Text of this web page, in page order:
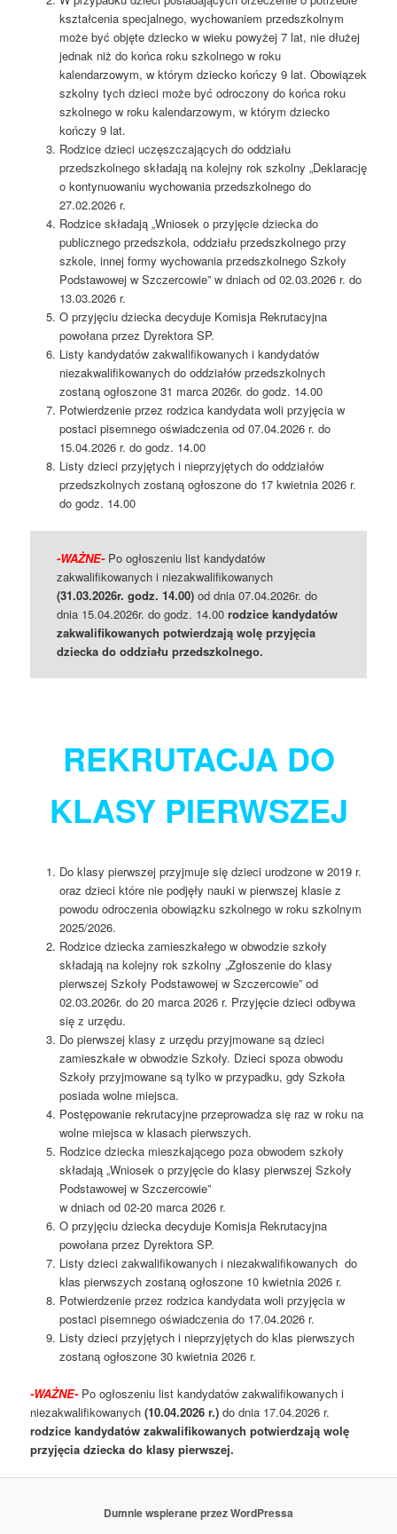
kształcenia specjalnego, wychowaniem przedszkolnym
może być objęte dziecko w wieku powyżej 7 lat, nie dłużej
jednak niż do końca roku szkolnego w roku
kalendarzowym, w którym dziecko kończy 9 lat. Obowiązek
szkolny tych dzieci może być odroczony do końca roku
szkolnego w roku kalendarzowym, w którym dziecko
kończy 9 lat.
Rodzice dzieci uczęszczających do oddziału
przedszkolnego składają na kolejny rok szkolny „Deklarację
o kontynuowaniu wychowania przedszkolnego do
27.02.2026 r.
Rodzice składają „Wniosek o przyjęcie dziecka do
publicznego przedszkola, oddziału przedszkolnego przy
szkole, innej formy wychowania przedszkolnego Szkoły
Podstawowej w Szczercowie” w dniach od 02.03.2026 r. do
13.03.2026 r.
O przyjęciu dziecka decyduje Komisja Rekrutacyjna
powołana przez Dyrektora SP.
Listy kandydatów zakwalifikowanych i kandydatów
niezakwalifikowanych do oddziałów przedszkolnych
zostaną ogłoszone 31 marca 2026r. do godz. 14.00
Potwierdzenie przez rodzica kandydata woli przyjęcia w
postaci pisemnego oświadczenia od 07.04.2026 r. do
15.04.2026 r. do godz. 14.00
Listy dzieci przyjętych i nieprzyjętych do oddziałów
przedszkolnych zostaną ogłoszone do 17 kwietnia 2026 r.
do godz. 14.00
-WAŻNE- Po ogłoszeniu list kandydatów
zakwalifikowanych i niezakwalifikowanych
(31.03.2026r. godz. 14.00) od dnia 07.04.2026r. do
dnia 15.04.2026r. do godz. 14.00rodzice kandydatów
zakwalifikowanych potwierdzają wolę przyjęcia
dziecka do oddziału przedszkolnego.
REKRUTACJA DO
KLASY PIERWSZEJ
Do klasy pierwszej przyjmuje się dzieci urodzone w 2019 r.
oraz dzieci które nie podjęły nauki w pierwszej klasie z
powodu odroczenia obowiązku szkolnego w roku szkolnym
2025/2026.
Rodzice dziecka zamieszkałego w obwodzie szkoły
składają na kolejny rok szkolny „Zgłoszenie do klasy
pierwszej Szkoły Podstawowej w Szczercowie” od
02.03.2026r. do 20 marca 2026 r. Przyjęcie dzieci odbywa
się z urzędu.
Do pierwszej klasy z urzędu przyjmowane są dzieci
zamieszkałe w obwodzie Szkoły. Dzieci spoza obwodu
Szkoły przyjmowane są tylko w przypadku, gdy Szkoła
posiada wolne miejsca.
Postępowanie rekrutacyjne przeprowadza się raz w roku na
wolne miejsca w klasach pierwszych.
Rodzice dziecka mieszkającego poza obwodem szkoły
składają „Wniosek o przyjęcie do klasy pierwszej Szkoły
Podstawowej w Szczercowie”
w dniach od 02-20 marca 2026 r.
O przyjęciu dziecka decyduje Komisja Rekrutacyjna
powołana przez Dyrektora SP.
Listy dzieci zakwalifikowanych i niezakwalifikowanych do
klas pierwszych zostaną ogłoszone 10 kwietnia 2026 r.
Potwierdzenie przez rodzica kandydata woli przyjęcia w
postaci pisemnego oświadczenia do 17.04.2026 r.
Listy dzieci przyjętych i nieprzyjętych do klas pierwszych
zostaną ogłoszone 30 kwietnia 2026 r.
-WAŻNE- Po ogłoszeniu list kandydatów zakwalifikowanych i
niezakwalifikowanych(10.04.2026 r.) do dnia 17.04.2026 r.
rodzice kandydatów zakwalifikowanych potwierdzają wolę
przyjęcia dziecka do klasy pierwszej.
Dumnie wspierane przez WordPressa